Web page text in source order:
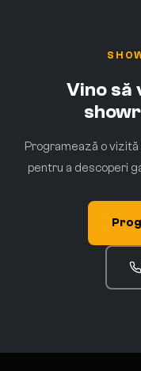
Vino să
Programează o
pentru a descoperi